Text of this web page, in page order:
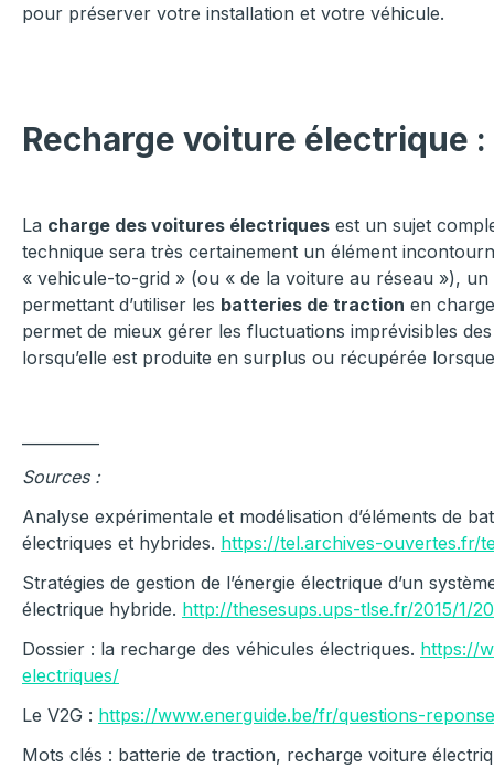
pour préserver votre installation et votre véhicule.
Recharge voiture
La charge des voitures électriques est un sujet
technique sera très certainement un élément
« vehicule-to-grid » (ou « de la voiture au réseau »),
permettant d’utiliser les batteries de traction en
permet de mieux gérer les fluctuations imprévisibles
lorsqu’elle est produite en surplus ou récupérée
Sources :
Analyse expérimentale et modélisation d’éléments de
électriques et hybrides. https://tel.archives-ouvertes.fr/
Stratégies de gestion de l’énergie électrique d’un
électrique hybride. http://thesesups.ups-tlse.fr/2015/1/
Dossier : la recharge des véhicules électriques. https://
electriques/
Le V2G : https://www.energuide.be/fr/questions-
Mots clés : batterie de traction, recharge voiture